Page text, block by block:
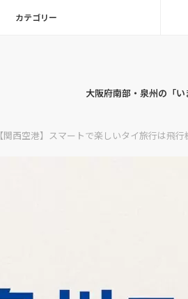
カテゴリー
大阪府南部・泉州の「
【関西空港】スマートで楽しいタイ旅行は飛